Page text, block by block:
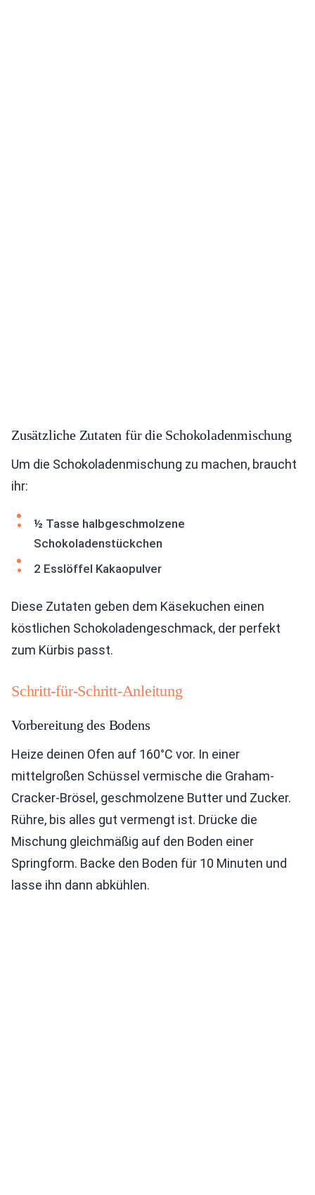
Zusätzliche Zutaten für die Schokoladenmischung
Um die Schokoladenmischung zu machen, braucht
ihr:
½ Tasse halbgeschmolzene
Schokoladenstückchen
2 Esslöffel Kakaopulver
Diese Zutaten geben dem Käsekuchen einen
köstlichen Schokoladengeschmack, der perfekt
zum Kürbis passt.
Schritt-für-Schritt-Anleitung
Vorbereitung des Bodens
Heize deinen Ofen auf 160°C vor. In einer
mittelgroßen Schüssel vermische die Graham-
Cracker-Brösel, geschmolzene Butter und Zucker.
Rühre, bis alles gut vermengt ist. Drücke die
Mischung gleichmäßig auf den Boden einer
Springform. Backe den Boden für 10 Minuten und
lasse ihn dann abkühlen.